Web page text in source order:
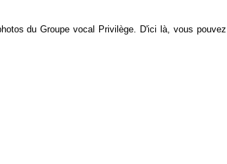
du Groupe vocal Privilège. D'ici là, vous pouvez